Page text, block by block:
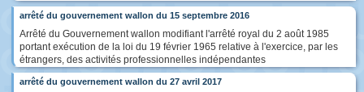
arrêté du gouvernement wallon du 15 septembre 2016
Arrêté du Gouvernement wallon modifiant l'arrêté royal du 2 août 1985
portant exécution de la loi du 19 février 1965 relative à l'exercice, par les
étrangers, des activités professionnelles indépendantes
arrêté du gouvernement wallon du 27 avril 2017